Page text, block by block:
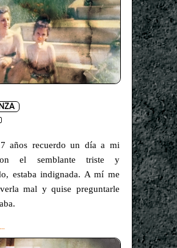
años recuerdo un día a mi
el semblante triste y
estaba indignada. A mí me
mal y quise preguntarle